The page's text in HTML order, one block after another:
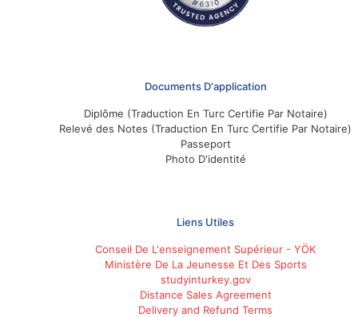
Documents D'application
Diplôme (Traduction En Turc Certifie Par Notaire)
Relevé des Notes (Traduction En Turc Certifie Par Notaire)
Passeport
Photo D'identité
Liens Utiles
Conseil De L'enseignement Supérieur - YÖK
Ministère De La Jeunesse Et Des Sports
studyinturkey.gov
Distance Sales Agreement
Delivery and Refund Terms